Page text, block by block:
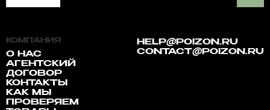
КОМПАНИЯ
О НАС
АГЕНТСКИЙ
ДОГОВОР
КОНТАКТЫ
КАК МЫ
ПРОВЕРЯЕМ
HELP@POIZON.RU
CONTACT@POIZON.RU